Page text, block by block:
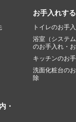
お手入れす
トイレのお手
浴室（システム
のお手入れ・
キッチンのお
洗面化粧台の
除
・